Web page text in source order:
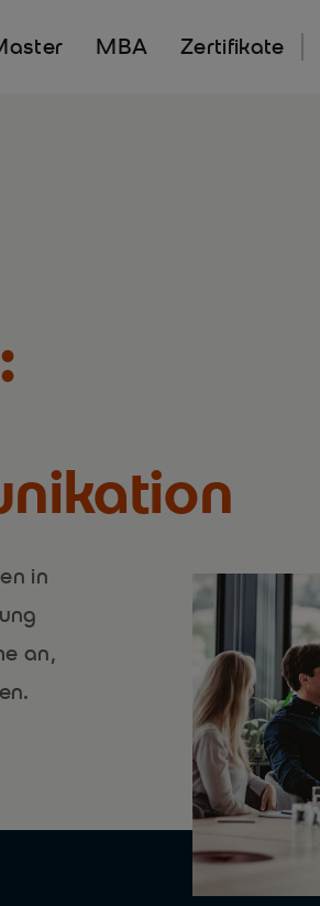
MBA Zertifikate
in
an,